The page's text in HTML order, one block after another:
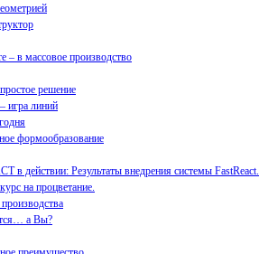
– в массовое производство
решение
игра линий
формообразование
в действии: Результаты внедрения системы FastReact.
на процветание.
а Вы?